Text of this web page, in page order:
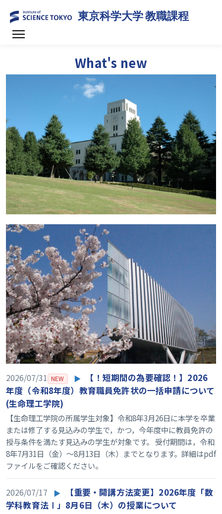
東京科学大学 教職課程
What's new
2026/07/31 NEW
【！短期間の為要確認！】2026
年度（令和8年度）教育職員免許状の一括申請について
(生命理工学院)
【生命理工学院の所属学生対象】令和8年3月26日に本学を卒業
または修了する見込みの学生で，かつ，今年度中に教員免許の
授与条件を満たす見込みの学生が対象です。 受付期間は，令和
8年7月31日（金）～8月13日（木）までとなります。詳細はpdf
ファイルをご確認ください。
2026/07/17
【重要・開講方法変更】2026年度「数
学科教育法Ⅰ」8月6日（木）の授業について